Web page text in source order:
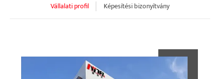
Vállalati profil Képesítési bizonyítvány